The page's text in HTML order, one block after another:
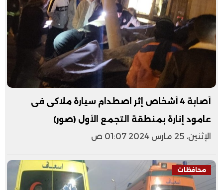
أصابة 4 أشخاص إثر اصطدام سيارة ملاكى فى
عامود إنارة بمنطقة التجمع الأول (صور)
الإثنين، 25 مارس 2024 01:07 ص
محافظات